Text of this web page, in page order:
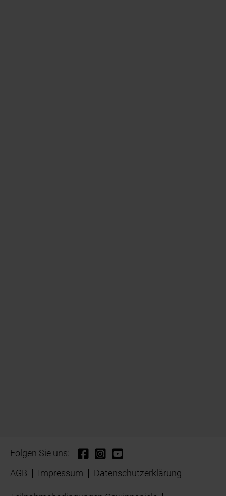
Folgen Sie uns:
AGB
Impressum Datenschutzerklärung